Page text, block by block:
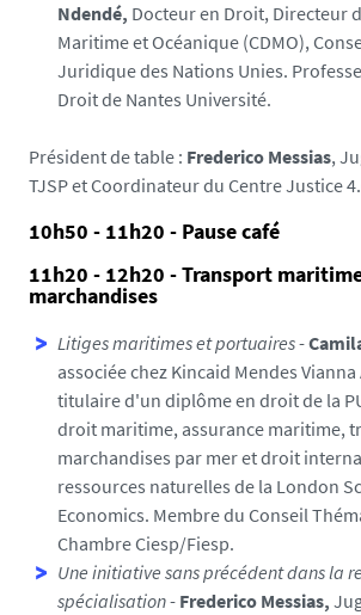
Ndendé, Docteur en Droit, Directeur
Maritime et Océanique (CDMO),
Juridique des Nations Unies.
Droit de Nantes Université.
Président de table : Frederico Messias,
TJSP et Coordinateur du Centre Justice
10h50 - 11h20 - Pause café
11h20 - 12h20 - Transport
marchandises
Litiges maritimes et portuaires-
associée chez Kincaid Mendes
titulaire d'un diplôme en droit de la
droit maritime, assurance maritime,
marchandises par mer et droit
ressources naturelles de la London
Economics. Membre du Conseil
Chambre Ciesp/Fiesp.
Une initiative sans précédent dans la
spécialisation- Frederico Messias,